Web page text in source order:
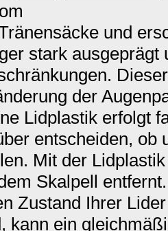
und
stark
der
Lidplastik erfolgt
entscheiden,
Mit der
Skalpell
Zustand Ihrer
kann ein